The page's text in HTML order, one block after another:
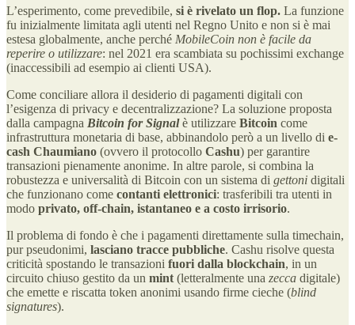
L’esperimento, come prevedibile, si è rivelato un flop. La funzione
fu inizialmente limitata agli utenti nel Regno Unito e non si è mai
estesa globalmente, anche perché MobileCoin non è facile da
reperire o utilizzare: nel 2021 era scambiata su pochissimi exchange
(inaccessibili ad esempio ai clienti USA).
Come conciliare allora il desiderio di pagamenti digitali con
l’esigenza di privacy e decentralizzazione? La soluzione proposta
dalla campagna Bitcoin for Signal è utilizzare Bitcoin come
infrastruttura monetaria di base, abbinandolo però a un livello di e-
cash Chaumiano (ovvero il protocollo Cashu) per garantire
transazioni pienamente anonime. In altre parole, si combina la
robustezza e universalità di Bitcoin con un sistema di gettoni digitali
che funzionano come contanti elettronici: trasferibili tra utenti in
modo privato, off-chain, istantaneo e a costo irrisorio.
Il problema di fondo è che i pagamenti direttamente sulla timechain,
pur pseudonimi, lasciano tracce pubbliche. Cashu risolve questa
criticità spostando le transazioni fuori dalla blockchain, in un
circuito chiuso gestito da un mint (letteralmente una zecca digitale)
che emette e riscatta token anonimi usando firme cieche (blind
signatures).